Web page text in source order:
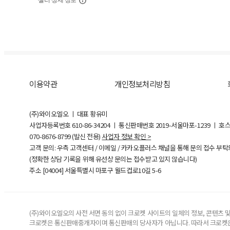
이용약관 개인정보처리방침
(주)와이오엘오 ㅣ 대표 황유미
사업자등록번호610-86-34204ㅣ 통신판매번호 2019-서울마포-1239 ㅣ 호
070-8676-8799 (발신 전용) 사업자 정보 확인 >
고객 문의: 우측 고객센터 / 이메일 / 카카오플러스 채널을 통해 문의 접수 부
(정확한 상담 기록을 위해 유선상 문의는 접수받고 있지 않습니다)
주소 [04004] 서울특별시 마포구 월드컵로10길5-6
(주)와이오엘오의 사전 서면 동의 없이 크로켓 사이트의 일체의 정보, 콘텐츠
크로켓은 통신판매중개자이며 통신판매의 당사자가 아닙니다. 따라서 크로